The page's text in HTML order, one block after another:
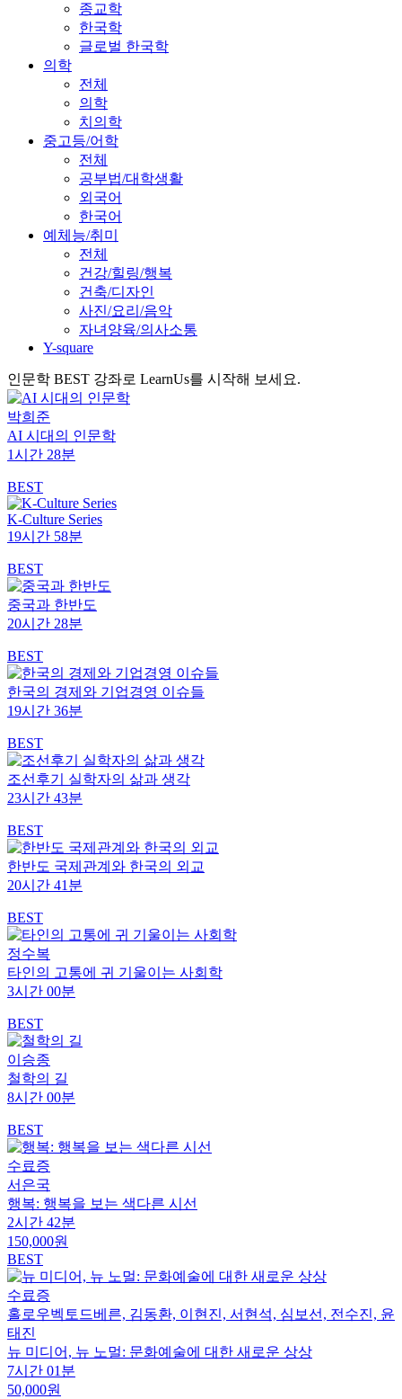
종교학
한국학
글로벌 한국학
의학
전체
의학
치의학
중고등/어학
전체
공부법/대학생활
외국어
한국어
예체능/취미
전체
건강/힐링/행복
건축/디자인
사진/요리/음악
자녀양육/의사소통
Y-square
인문학 BEST 강좌로 LearnUs를 시작해 보세요.
박희준
AI 시대의 인문학
1시간 28분
BEST
K-Culture Series
19시간 58분
BEST
중국과 한반도
20시간 28분
BEST
한국의 경제와 기업경영 이슈들
19시간 36분
BEST
조선후기 실학자의 삶과 생각
23시간 43분
BEST
한반도 국제관계와 한국의 외교
20시간 41분
BEST
정수복
타인의 고통에 귀 기울이는 사회학
3시간 00분
BEST
이승종
철학의 길
8시간 00분
BEST
수료증
서은국
행복: 행복을 보는 색다른 시선
2시간 42분
150,000원
BEST
수료증
홀로우벡토드베른, 김동환, 이현진, 서현석, 심보선, 전수진, 윤
태진
뉴 미디어, 뉴 노멀: 문화예술에 대한 새로운 상상
7시간 01분
50,000원